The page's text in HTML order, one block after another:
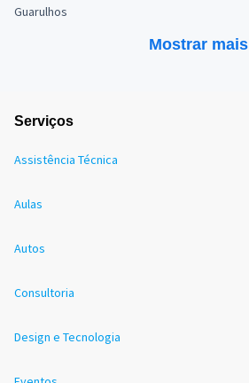
Guarulhos
Mostrar mais
Serviços
Assistência Técnica
Aulas
Autos
Consultoria
Design e Tecnologia